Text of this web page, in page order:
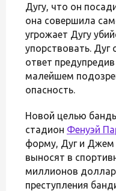
Дугу, что он
она совершила
угрожает Дугу
упорствовать. Дуг
ответ
малейшем
опасность.
Новой целью
стадион Фенуэй
форму, Дуг и Джем
выносят в
миллионов
преступления